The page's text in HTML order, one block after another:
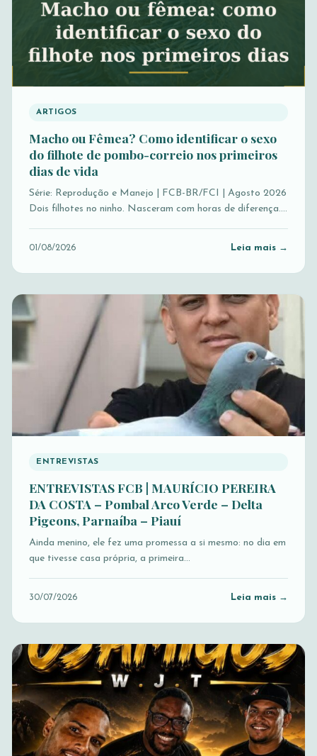
ARTIGOS
Macho ou Fêmea? Como identificar o sexo
do filhote de pombo-correio nos primeiros
dias de vida
Série: Reprodução e Manejo | FCB-BR/FCI | Agosto 2026
Dois filhotes no ninho. Nasceram com horas de diferença.…
01/08/2026 Leia mais →
ENTREVISTAS
ENTREVISTAS FCB | MAURÍCIO PEREIRA
DA COSTA – Pombal Arco Verde – Delta
Pigeons, Parnaíba – Piauí
Ainda menino, ele fez uma promessa a si mesmo: no dia em
que tivesse casa própria, a primeira…
30/07/2026 Leia mais →